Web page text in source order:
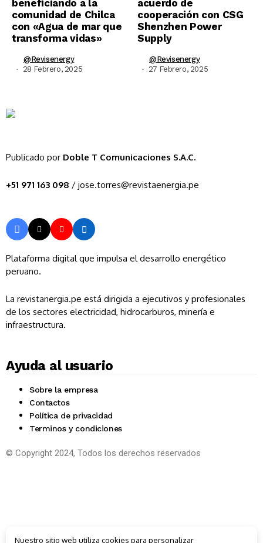
beneficiando a la
comunidad de Chilca
con «Agua de mar que
transforma vidas»
@revisenergy
28 Febrero, 2025
acuerdo de
cooperación con CSG
Shenzhen Power
Supply
@revisenergy
27 Febrero, 2025
Publicado por Doble T Comunicaciones S.A.C.
+51 971 163 098 / jose.torres@revistaenergia.pe
Plataforma digital que impulsa el desarrollo energético
peruano.
La revistanergia.pe está dirigida a ejecutivos y profesionales
de los sectores electricidad, hidrocarburos, minería e
infraestructura.
Ayuda al usuario
Sobre la empresa
Contactos
Política de privacidad
Terminos y condiciones
© Copyright 2024, Todos los derechos reservados
Nuestro sitio web utiliza cookies para personalizar